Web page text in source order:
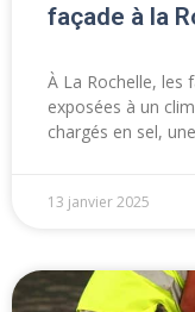
façade à la
À La Rochelle, les
exposées à un
chargés en sel,
13 janvier 2025